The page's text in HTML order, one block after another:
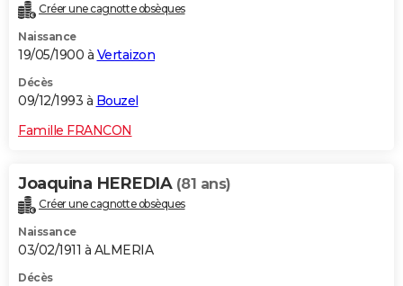
Créer une cagnotte obsèques
Naissance
19/05/1900 à Vertaizon
Décès
09/12/1993 à Bouzel
Famille FRANCON
Joaquina HEREDIA (81 ans)
Créer une cagnotte obsèques
Naissance
03/02/1911 à ALMERIA
Décès